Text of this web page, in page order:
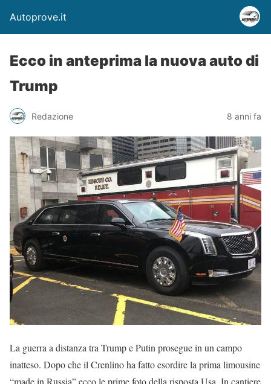
Autoprove.it
Ecco in anteprima la nuova auto di
Trump
Redazione 8 anni fa
La guerra a distanza tra Trump e Putin prosegue in un campo
inatteso. Dopo che il Crenlino ha fatto esordire la prima limousine
“made in Russia” ecco le prime foto della risposta Usa. In cantiere